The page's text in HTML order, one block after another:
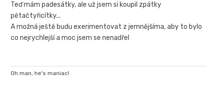
Teď mám padesátky, ale už jsem si koupil zpátky
pětačtyřicítky...
A možná ještě budu exerimentovat z jemnějšíma, aby to bylo
co nejrychlejší a moc jsem se nenadřel
Oh man, he's maniac!